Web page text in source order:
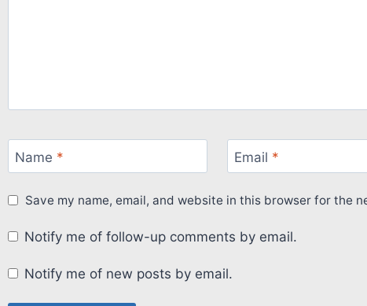
Name * Email *
Save my name, email, and website in this browser for the
Notify me of follow-up comments by email.
Notify me of new posts by email.